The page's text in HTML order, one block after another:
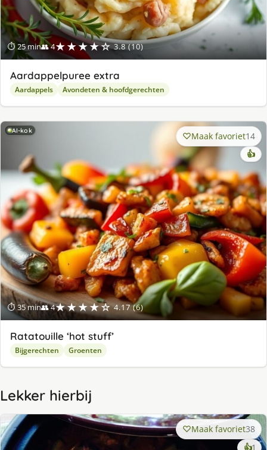
⏱ 25 min👥 4★★★★☆ 3.8 (10)
Aardappelpuree extra
Aardappels Avondeten & hoofdgerechten
AI-kok
⏱ 35 min👥 4★★★★☆ 4.17 (6)
Maak favoriet14
👍
Ratatouille ‘hot stuff’
Bijgerechten Groenten
Lekker hierbij
Maak favoriet38
👍1